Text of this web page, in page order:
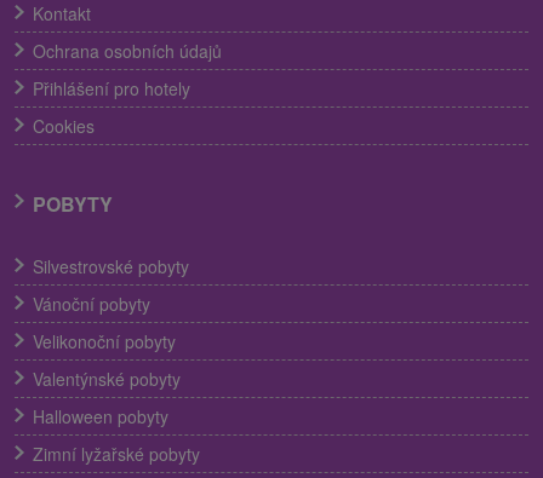
Kontakt
Ochrana osobních údajů
Přihlášení pro hotely
Cookies
POBYTY
Silvestrovské pobyty
Vánoční pobyty
Velikonoční pobyty
Valentýnské pobyty
Halloween pobyty
Zimní lyžařské pobyty